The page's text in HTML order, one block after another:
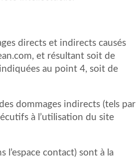
directs et indirects causés
et résultant soit de
au point 4, soit de
dommages indirects (tels par
à l’utilisation du site
l’espace contact) sont à la